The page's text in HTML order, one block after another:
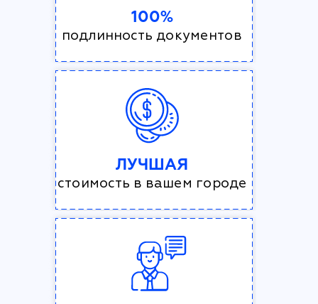
100%
подлинность документов
ЛУЧШАЯ
стоимость в вашем городе